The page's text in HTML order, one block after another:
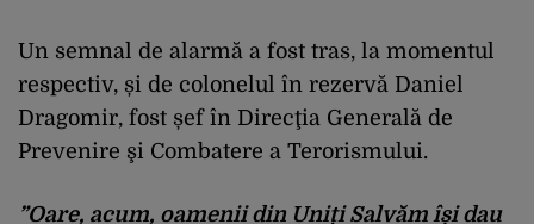
Un semnal de alarmă a fost tras, la momentul
respectiv, și de colonelul în rezervă Daniel
Dragomir, fost șef în Direcţia Generală de
Prevenire şi Combatere a Terorismului.
”Oare, acum, oamenii din Uniți Salvăm își dau